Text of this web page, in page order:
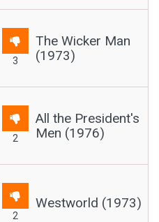
3
The Wicker Man
(1973)
2
All the President's
Men (1976)
2
Westworld (1973)